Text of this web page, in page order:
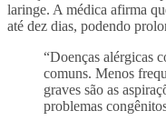
laringe. A médica afirma
até dez dias, podendo
“Doenças alérgicas
comuns. Menos
graves são as
problemas